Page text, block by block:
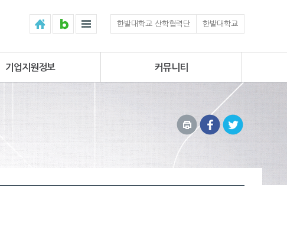
한밭대학교 산학협력단 한밭대학교
기업지원정보 커뮤니티